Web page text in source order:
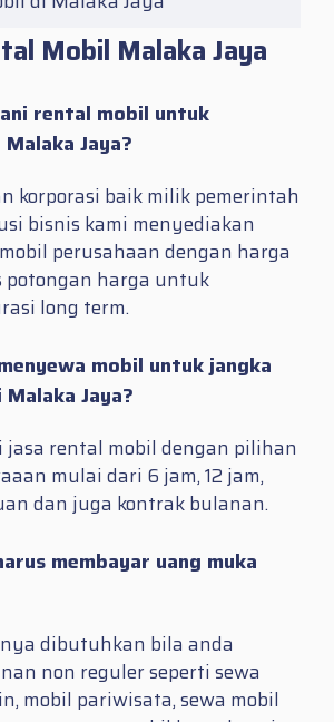
Mobil Malaka Jaya
rental mobil untuk
Jaya?
korporasi baik milik pemerintah
bisnis kami menyediakan
perusahaan dengan harga
harga untuk
long term.
mobil untuk jangka
Jaya?
jasa rental mobil dengan pilihan
mulai dari 6 jam, 12 jam,
dan juga kontrak bulanan.
membayar uang muka
dibutuhkan bila anda
non reguler seperti sewa
mobil pariwisata, sewa mobil